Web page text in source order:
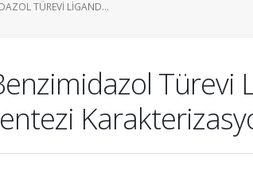
TÜREVI LIGAND...
Türevi